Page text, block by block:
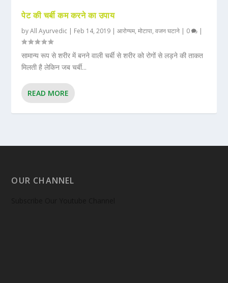
पेट की चर्बी कम करने का उपाय
byAll Ayurvedic | Feb 14, 2019 |आरोग्यम,मोटापा,वजन घटाने | 0 |
सामान्य रूप से शरीर में बनने वाली चर्बी से शरीर को रोगों से लड़ने की ताकत
मिलती है लेकिन जब चर्बी...
READ MORE
OUR CHANNEL